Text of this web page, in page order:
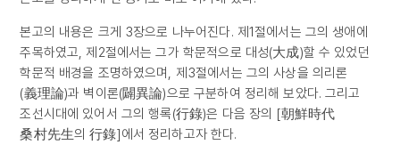
본고의 내용은 크게 3장으로 나누어진다. 제1절에서는 그의 생애에
주목하였고, 제2절에서는 그가 학문적으로 대성(大成)할 수 있었던
학문적 배경을 조명하였으며, 제3절에서는 그의 사상을 의리론
(義理論)과 벽이론(闢異論)으로 구분하여 정리해 보았다. 그리고
조선시대에 있어서 그의 행록(行錄)은 다음 장의 [朝鮮時代
桑村先生의 行錄]에서 정리하고자 한다.